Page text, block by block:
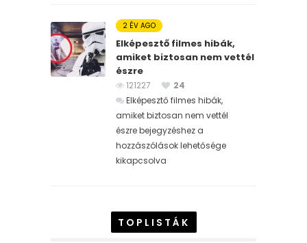
2 ÉV AGO
Elképesztő filmes hibák,
amiket biztosan nem vettél
észre
121227
24
Elképesztő filmes hibák,
amiket biztosan nem vettél
észre bejegyzéshez a
hozzászólások lehetősége
kikapcsolva
TOPLISTÁK